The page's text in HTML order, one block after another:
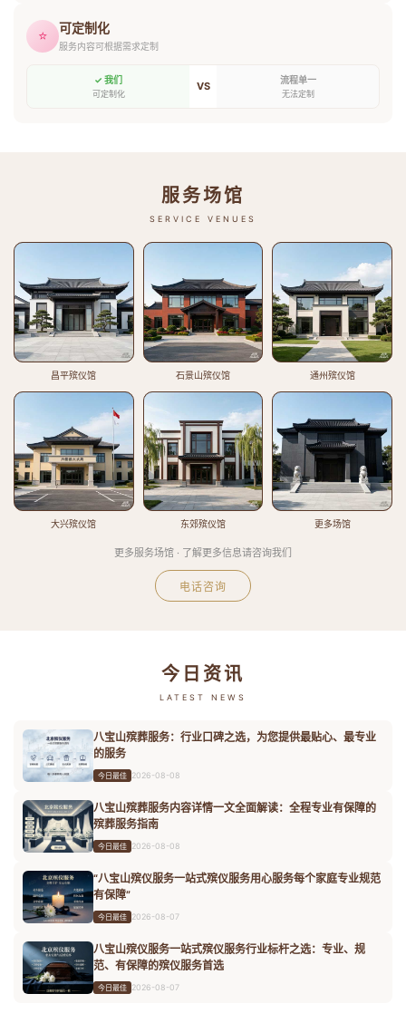
⭐ 可定制化
服务内容可根据需求定制
✓ 我们
可定制化
VS 流程单一
无法定制
服务场馆
SERVICE VENUES
昌平殡仪馆 石景山殡仪馆 通州殡仪馆
大兴殡仪馆 东郊殡仪馆 更多场馆
更多服务场馆 · 了解更多信息请咨询我们
电话咨询
今日资讯
LATEST NEWS
八宝山殡葬服务：行业口碑之选，为您提供最贴心、最专业
的服务
今日最佳 2026-08-08
八宝山殡葬服务内容详情一文全面解读：全程专业有保障的
殡葬服务指南
今日最佳 2026-08-08
“八宝山殡仪服务一站式殡仪服务用心服务每个家庭专业规范
有保障”
今日最佳 2026-08-07
八宝山殡仪服务一站式殡仪服务行业标杆之选：专业、规
范、有保障的殡仪服务首选
今日最佳 2026-08-07